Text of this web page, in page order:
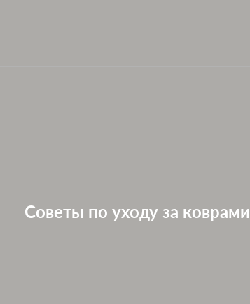
Советы по уходу за коврами